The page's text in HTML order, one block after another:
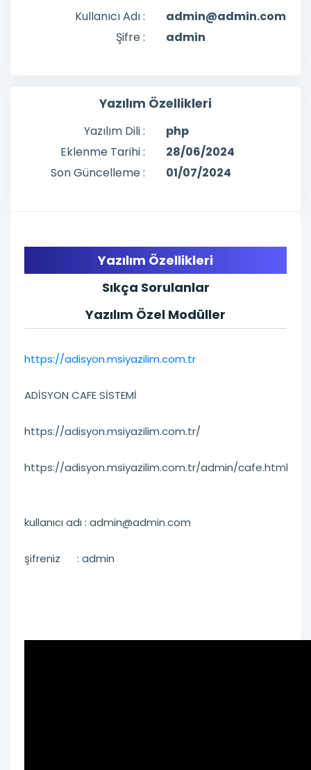
Kullanıcı Adı :
admin@admin.com
Şifre :
admin
Yazılım Özellikleri
Yazılım Dili :
php
Eklenme Tarihi :
28/06/2024
Son Güncelleme :
01/07/2024
Yazılım Özellikleri
Sıkça Sorulanlar
Yazılım Özel Modüller
https://adisyon.msiyazilim.com.tr
ADİSYON CAFE SİSTEMİ
https://adisyon.msiyazilim.com.tr/
https://adisyon.msiyazilim.com.tr/admin/cafe.html
kullanıcı adı : admin@admin.com
şifreniz : admin